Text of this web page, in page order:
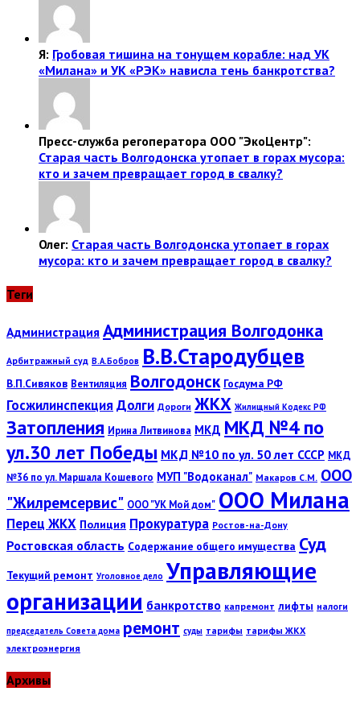
Я: Гробовая тишина на тонущем корабле: над УК
«Милана» и УК «РЭК» нависла тень банкротства?
Пресс-служба регоператора ООО "ЭкоЦентр":
Старая часть Волгодонска утопает в горах мусора:
кто и зачем превращает город в свалку?
Олег: Старая часть Волгодонска утопает в горах
мусора: кто и зачем превращает город в свалку?
Теги
Администрация Администрация Волгодонка
Арбитражный суд В.А.Бобров В.В.Стародубцев
В.П.Сивяков Вентиляция Волгодонск Госдума РФ
Госжилинспекция Долги Дороги ЖКХ Жилищный Кодекс РФ
Затопления Ирина Литвинова МКД МКД №4 по
ул.30 лет Победы МКД №10 по ул. 50 лет СССР МКД
№36 по ул. Маршала Кошевого МУП "Водоканал" Макаров С.М. ООО
"Жилремсервис" ООО "УК Мой дом" ООО Милана
Перец ЖКХ Полиция Прокуратура Ростов-на-Дону
Ростовская область Содержание общего имущества Суд
Текущий ремонт Уголовное дело Управляющие
организации банкротство капремонт лифты налоги
председатель Совета дома ремонт суды тарифы тарифы ЖКХ
электроэнергия
Архивы